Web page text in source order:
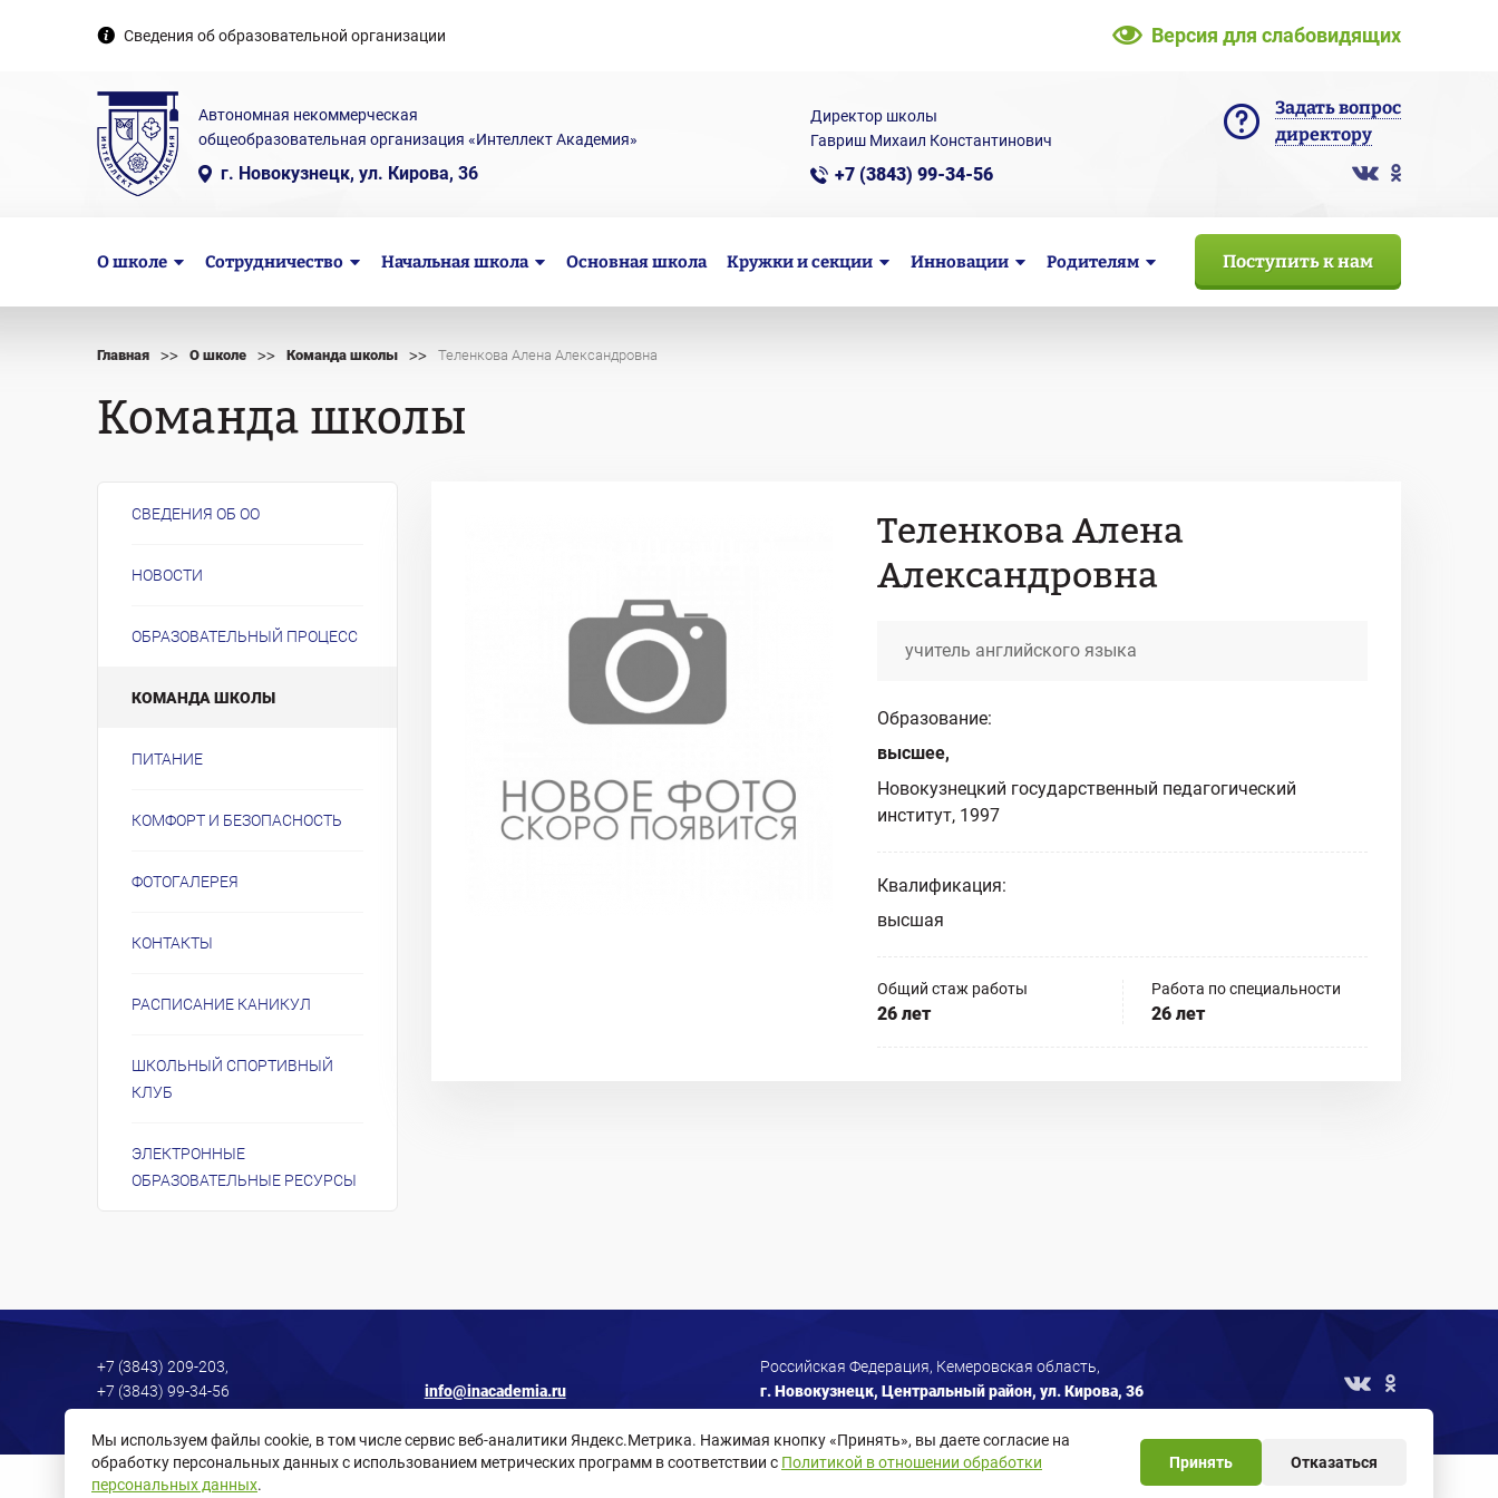
Сведения об образовательной организации Версия для слабовидящих
Автономная некоммерческая
общеобразовательная организация «Интеллект Академия»
г. Новокузнецк, ул. Кирова, 36
Директор школы
Гавриш Михаил Константинович
+7 (3843) 99-34-56
Задать вопрос
директору
О школе Сотрудничество Начальная школа Основная школа Кружки и секции Инновации Родителям Поступить к нам
Главная >> О школе >> Команда школы >> Теленкова Алена Александровна
Команда школы
СВЕДЕНИЯ ОБ ОО
НОВОСТИ
ОБРАЗОВАТЕЛЬНЫЙ ПРОЦЕСС
КОМАНДА ШКОЛЫ
ПИТАНИЕ
КОМФОРТ И БЕЗОПАСНОСТЬ
ФОТОГАЛЕРЕЯ
КОНТАКТЫ
РАСПИСАНИЕ КАНИКУЛ
ШКОЛЬНЫЙ СПОРТИВНЫЙ
КЛУБ
ЭЛЕКТРОННЫЕ
ОБРАЗОВАТЕЛЬНЫЕ РЕСУРСЫ
Теленкова Алена
Александровна
учитель английского языка
Образование:
высшее,
Новокузнецкий государственный педагогический
институт, 1997
Квалификация:
высшая
Общий стаж работы
26 лет
Работа по специальности
26 лет
+7 (3843) 209-203,
+7 (3843) 99-34-56
info@inacademia.ru
Российская Федерация, Кемеровская область,
г. Новокузнецк, Центральный район, ул. Кирова, 36
Политика в отношении обработки персональных данных
Мы используем файлы cookie, в том числе сервис веб-аналитики Яндекс.Метрика. Нажимая кнопку «Принять», вы даете согласие на
обработку персональных данных с использованием метрических программ в соответствии с Политикой в отношении обработки
персональных данных.
Принять Отказаться